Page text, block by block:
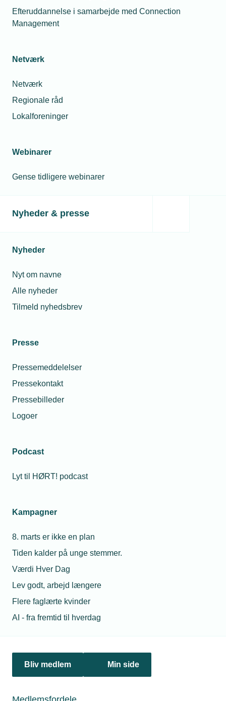
Efteruddannelse i samarbejde med Connection
Management
Netværk
Netværk
Regionale råd
Lokalforeninger
Webinarer
Gense tidligere webinarer
Nyheder & presse
Nyheder
Nyt om navne
Alle nyheder
Tilmeld nyhedsbrev
Presse
Pressemeddelelser
Pressekontakt
Pressebilleder
Logoer
Podcast
Lyt til HØRT! podcast
Kampagner
8. marts er ikke en plan
Tiden kalder på unge stemmer.
Værdi Hver Dag
Lev godt, arbejd længere
Flere faglærte kvinder
AI - fra fremtid til hverdag
Bliv medlem Min side
Politik & analyse
jura@tekniq.dk
tekniq@tekniq.dk